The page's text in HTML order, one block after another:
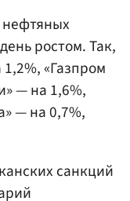
ростом. Так,
«Газпром
— на 1,6%,
— на 0,7%,
санкций